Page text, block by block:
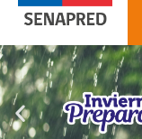
contenido